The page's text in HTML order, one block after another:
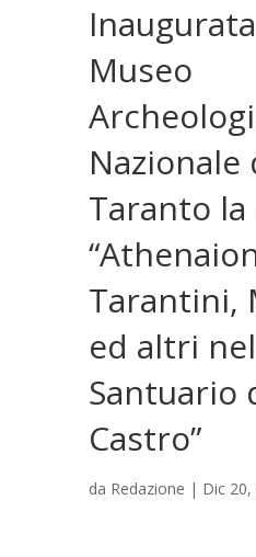
Museo
Nazionale
Taranto
Tarantini,
ed altri nel
Santuario
Castro”
da Redazione | Dic 20,